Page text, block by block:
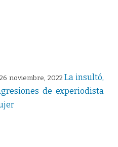
26 noviembre, 2022 La insultó,
de experiodista